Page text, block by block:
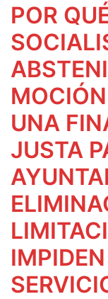
POR
UNA
JUSTA